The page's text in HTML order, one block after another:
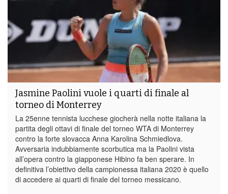
Jasmine Paolini vuole i quarti di finale al
torneo di Monterrey
La 25enne tennista lucchese giocherà nella notte italiana la
partita degli ottavi di finale del torneo WTA di Monterrey
contro la forte slovacca Anna Karolina Schmiedlova.
Avversaria indubbiamente scorbutica ma la Paolini vista
all’opera contro la giapponese Hibino fa ben sperare. In
definitiva l’obiettivo della campionessa italiana 2020 è quello
di accedere ai quarti di finale del torneo messicano.